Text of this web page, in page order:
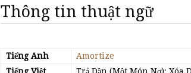
Thông tin thuật ngữ
Tiếng Anh
Amortize